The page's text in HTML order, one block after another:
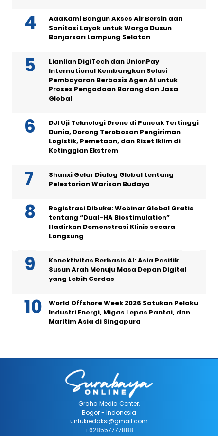
AdaKami Bangun Akses Air Bersih dan
Sanitasi Layak untuk Warga Dusun
Banjarsari Lampung Selatan
Lianlian DigiTech dan UnionPay
International Kembangkan Solusi
Pembayaran Berbasis Agen AI untuk
Proses Pengadaan Barang dan Jasa
Global
DJI Uji Teknologi Drone di Puncak Tertinggi
Dunia, Dorong Terobosan Pengiriman
Logistik, Pemetaan, dan Riset Iklim di
Ketinggian Ekstrem
Shanxi Gelar Dialog Global tentang
Pelestarian Warisan Budaya
Registrasi Dibuka: Webinar Global Gratis
tentang “Dual-HA Biostimulation”
Hadirkan Demonstrasi Klinis secara
Langsung
Konektivitas Berbasis AI: Asia Pasifik
Susun Arah Menuju Masa Depan Digital
yang Lebih Cerdas
World Offshore Week 2026 Satukan Pelaku
Industri Energi, Migas Lepas Pantai, dan
Maritim Asia di Singapura
Graha Media Center,
Bogor - Indonesia
untukredaksi@gmail.com
+628557777888